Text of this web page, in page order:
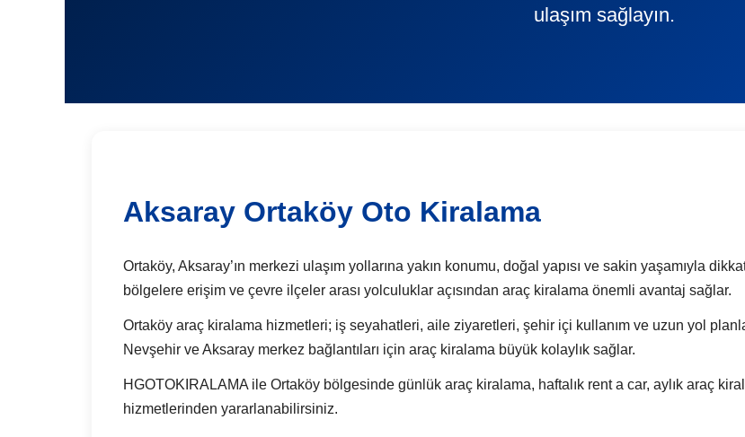
ulaşım sağlayın.
Aksaray Ortaköy Oto Kiralama
Ortaköy, Aksaray’ın merkezi ulaşım yollarına yakın konumu, doğal yapısı ve sakin yaşamıyla
bölgelere erişim ve çevre ilçeler arası yolculuklar açısından araç kiralama önemli avantaj sağlar.
Ortaköy araç kiralama hizmetleri; iş seyahatleri, aile ziyaretleri, şehir içi kullanım ve uzun yol
Nevşehir ve Aksaray merkez bağlantıları için araç kiralama büyük kolaylık sağlar.
HGOTOKIRALAMA ile Ortaköy bölgesinde günlük araç kiralama, haftalık rent a car, aylık araç
hizmetlerinden yararlanabilirsiniz.